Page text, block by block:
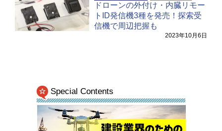
ドローンの外付け・内臓リモー
トID発信機3種を発売！探索受
信機で周辺把握も
2023年10月6日
Special Contents